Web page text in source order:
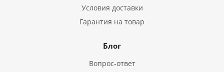
Условия доставки
Гарантия на товар
Блог
Вопрос-ответ